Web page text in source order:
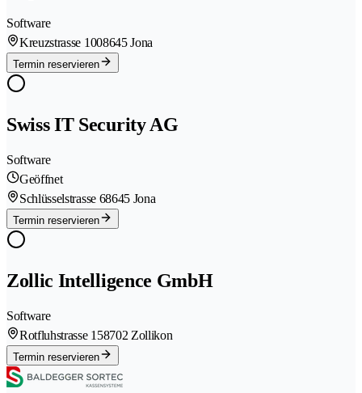
Software
Kreuzstrasse 1008645 Jona
Termin reservieren
Swiss IT Security AG
Software
Geöffnet
Schlüsselstrasse 68645 Jona
Termin reservieren
Zollic Intelligence GmbH
Software
Rotfluhstrasse 158702 Zollikon
Termin reservieren